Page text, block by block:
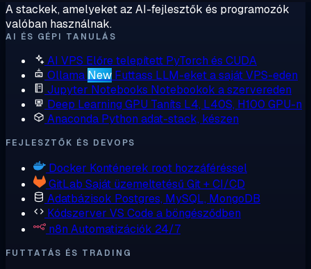
A stackek, amelyeket az AI-fejlesztők és programozók
valóban használnak.
AI ÉS GÉPI TANULÁS
AI VPS Előre telepített PyTorch és CUDA
Ollama New Futtass LLM-eket a saját VPS-eden
Jupyter Notebooks Notebookok a szervereden
Deep Learning GPU Taníts L4, L40S, H100 GPU-n
Anaconda Python adat-stack, készen
FEJLESZTŐK ÉS DEVOPS
Docker Konténerek root hozzáféréssel
GitLab Saját üzemeltetésű Git + CI/CD
Adatbázisok Postgres, MySQL, MongoDB
Kódszerver VS Code a böngésződben
n8n Automatizációk 24/7
FUTTATÁS ÉS TRADING